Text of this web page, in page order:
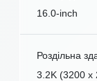
16.0-inch
Роздільна
3.2K (3200 x